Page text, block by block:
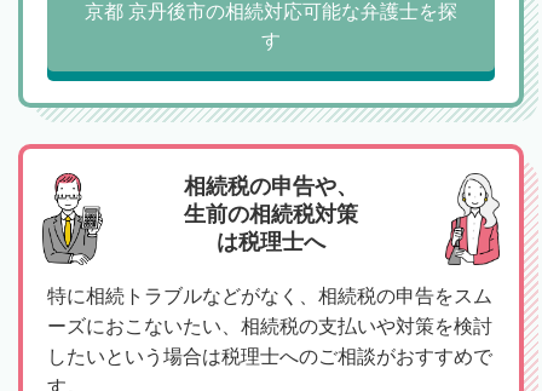
京都 京丹後市の相続対応可能な弁護士を探
す
相続税の申告や、
生前の相続税対策
は税理士へ
特に相続トラブルなどがなく、相続税の申告をスム
ーズにおこないたい、相続税の支払いや対策を検討
したいという場合は税理士へのご相談がおすすめで